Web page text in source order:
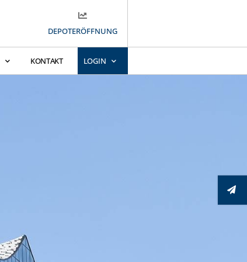
DEPOTERÖFFNUNG
KONTAKT LOGIN